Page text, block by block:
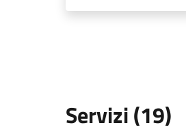
Servizi (19)